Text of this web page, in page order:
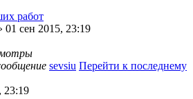
работ
01 сен 2015, 23:19
sevsiu Перейти к последнему
23:19